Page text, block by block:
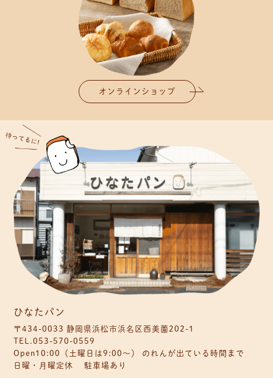
オンラインショップ
ひなたパン
〒434-0033 静岡県浜松市浜名区西美薗202-1
TEL.053-570-0559
Open10:00（土曜日は9:00〜） のれんが出ている時間まで
日曜・月曜定休 駐車場あり